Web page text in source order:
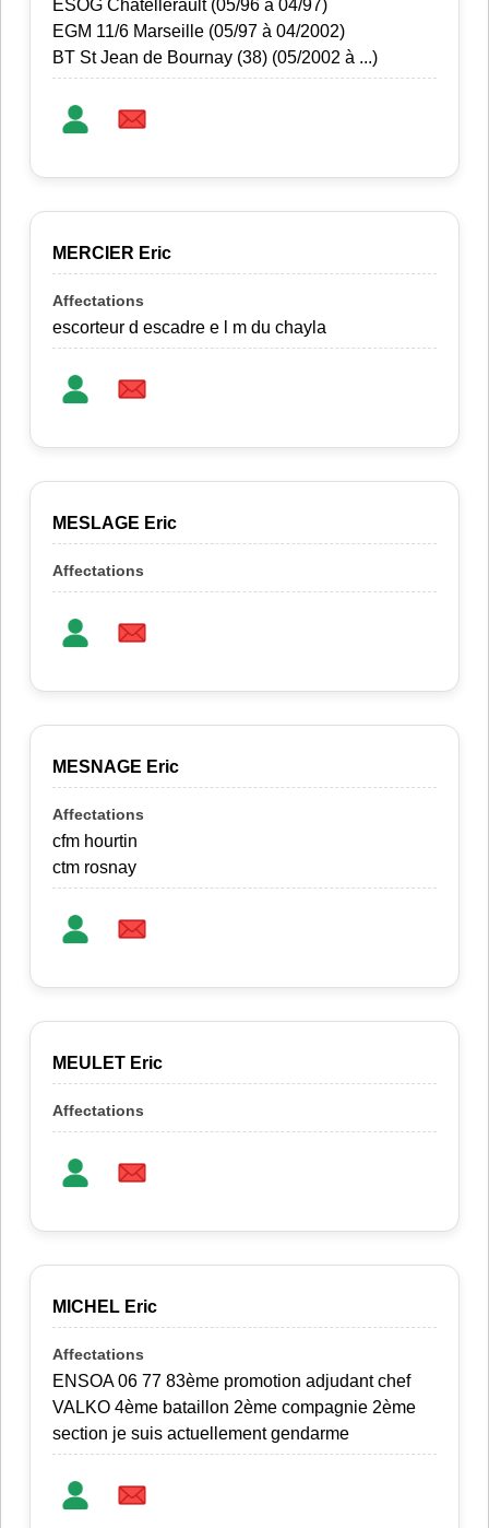
ESOG Chatellerault (05/96 à 04/97)
EGM 11/6 Marseille (05/97 à 04/2002)
BT St Jean de Bournay (38) (05/2002 à ...)
MERCIER Eric
escorteur d escadre e l m du chayla
MESLAGE Eric
MESNAGE Eric
cfm hourtin
ctm rosnay
MEULET Eric
MICHEL Eric
ENSOA 06 77 83ème promotion adjudant chef
VALKO 4ème bataillon 2ème compagnie 2ème
section je suis actuellement gendarme